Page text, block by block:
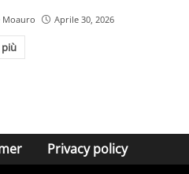
Moauro Aprile 30, 2026
più
Privacy policy